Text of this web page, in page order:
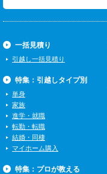
一括見積り
引越し一括見積り
特集：引越しタイプ別
単身
家族
進学・就職
転勤・転職
結婚・同棲
マイホーム購入
特集：プロが教える